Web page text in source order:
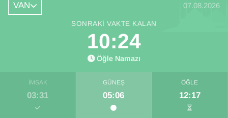
VAN 07.08.2026
SONRAKI VAKTE KALAN
10:23
Öğle Namazı
İMSAK
03:31
GÜNEŞ
05:06
ÖĞLE
12:17